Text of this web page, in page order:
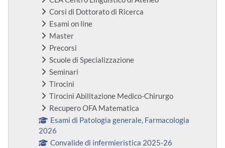
Corsi di Dottorato di Ricerca
Esami on line
Master
Precorsi
Scuole di Specializzazione
Seminari
Tirocini
Tirocini Abilitazione Medico-Chirurgo
Recupero OFA Matematica
Esami di Patologia generale, Farmacologia
2026
Convalide di infermieristica 2025-26